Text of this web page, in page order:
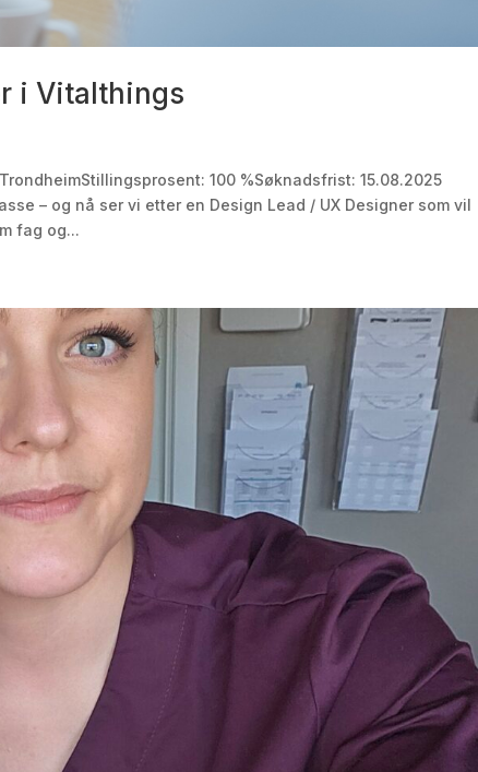
i Vitalthings
100 %Søknadsfrist: 15.08.2025
– og nå ser vi etter en Design Lead / UX Designer som vil
fag og...